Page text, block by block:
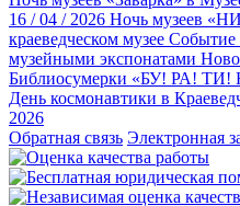
16 / 04 / 2026 Ночь музеев
краеведческом музее Событие
музейными экспонатами
Библиосумерки «БУ! РА! ТИ!
День космонавтики в
2026
Обратная связь Электронная